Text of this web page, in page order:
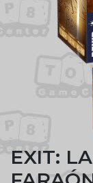
EXIT: